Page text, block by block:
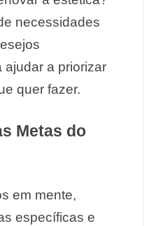
necessidades
ajudar a priorizar
quer fazer.
Metas do
em mente,
específicas e